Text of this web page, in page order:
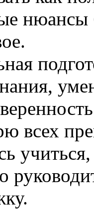
нюансы
всех